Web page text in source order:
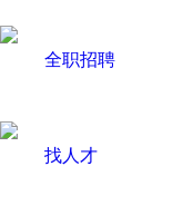
全职招聘
找人才